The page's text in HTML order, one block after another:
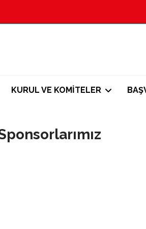
KURUL VE KOMİTELER